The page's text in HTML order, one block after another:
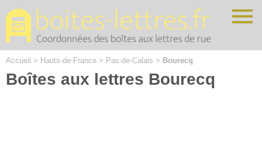
Accueil > Hauts-de-France > Pas-de-Calais > Bourecq
Boîtes aux lettres Bourecq